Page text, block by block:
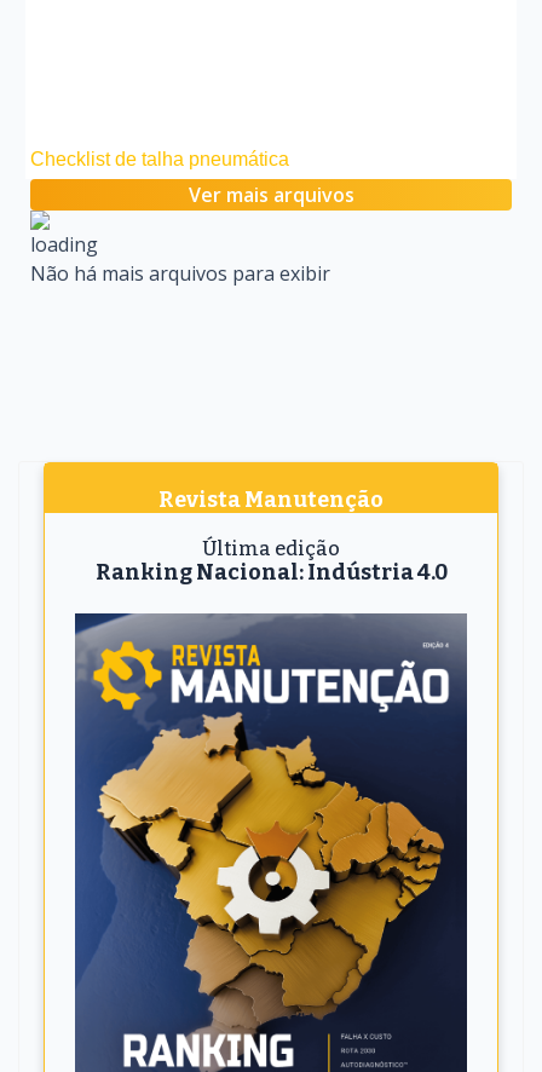
Checklist de talha pneumática
Ver mais arquivos
Não há mais arquivos para exibir
Revista Manutenção
Última edição
Ranking Nacional: Indústria 4.0